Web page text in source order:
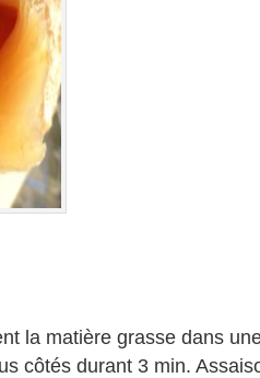
la matière grasse dans
côtés durant 3 min.